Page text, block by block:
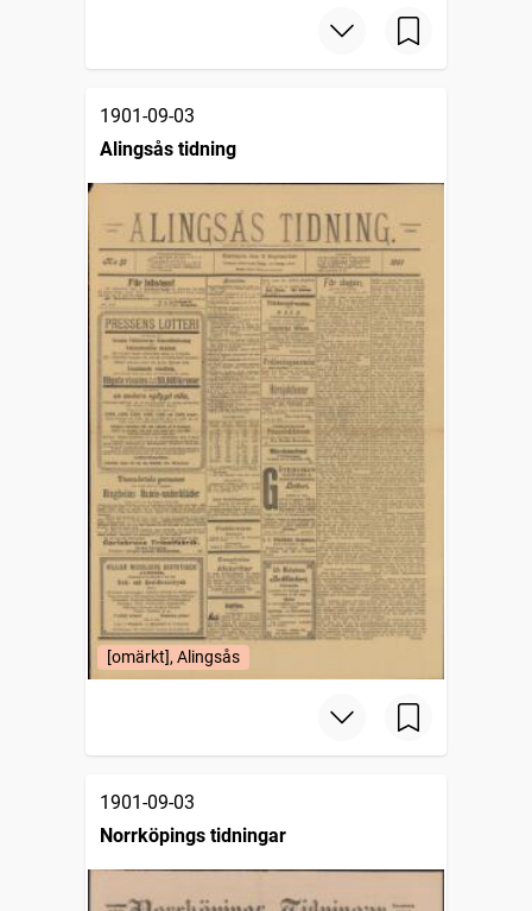
1901-09-03
Alingsås tidning
[omärkt], Alingsås
1901-09-03
Norrköpings tidningar